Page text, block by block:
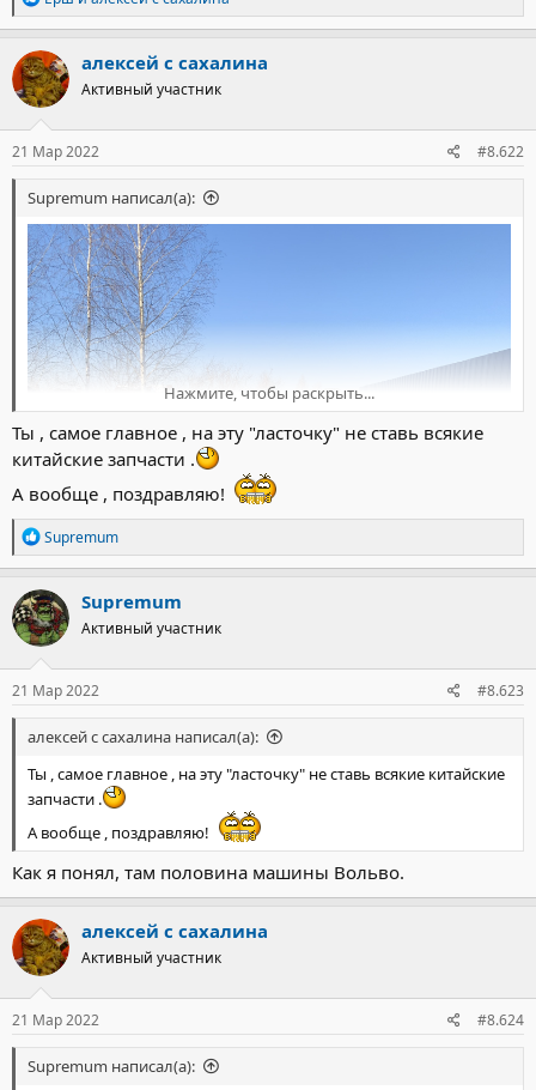
е
а
к
ц
и
и
:
алексей с сахалина
Активный участник
21 Мар 2022 #8.622
Supremum написал(а):
Нажмите, чтобы раскрыть...
Ты , самое главное , на эту "ласточку" не ставь всякие
китайские запчасти .
А вообще , поздравляю!
Р
е
а
к
ц
и
и
:
Supremum
Supremum
Активный участник
21 Мар 2022 #8.623
алексей с сахалина написал(а):
Ты , самое главное , на эту "ласточку" не ставь всякие китайские
запчасти .
А вообще , поздравляю!
Как я понял, там половина машины Вольво.
алексей с сахалина
Активный участник
21 Мар 2022 #8.624
Supremum написал(а):